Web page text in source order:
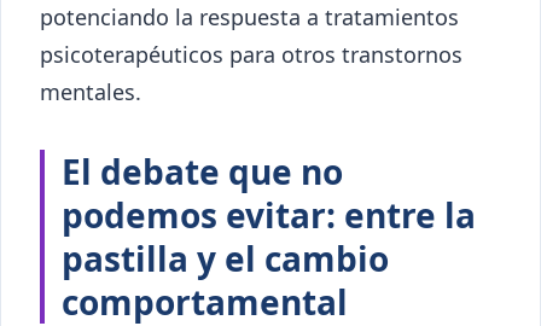
potenciando la respuesta a tratamientos
psicoterapéuticos para otros transtornos
mentales.
El debate que no
podemos evitar: entre la
pastilla y el cambio
comportamental